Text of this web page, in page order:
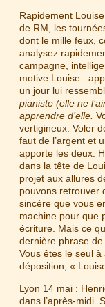
Rapidement
de RM, les
dont le mille feux,
analysez
campagne,
motive Louise :
un jour lui
pianiste (elle ne
apprendre d’elle.
vertigineux. Voler
faut de l’argent et
apporte les deux.
dans la tête de
projet aux allures
pouvons retrouver
sincère que vous
machine pour que
écriture. Mais ce
dernière phrase de
Vous êtes le seul
déposition, «
Lyon 14 mai :
dans l’après-midi.